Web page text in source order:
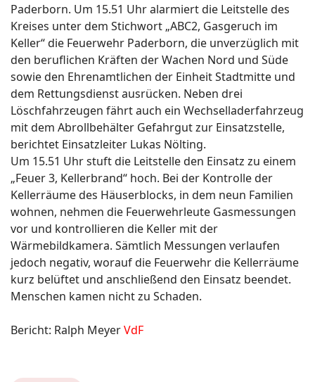
Paderborn. Um 15.51 Uhr alarmiert die Leitstelle des
Kreises unter dem Stichwort „ABC2, Gasgeruch im
Keller“ die Feuerwehr Paderborn, die unverzüglich mit
den beruflichen Kräften der Wachen Nord und Süde
sowie den Ehrenamtlichen der Einheit Stadtmitte und
dem Rettungsdienst ausrücken. Neben drei
Löschfahrzeugen fährt auch ein Wechselladerfahrzeug
mit dem Abrollbehälter Gefahrgut zur Einsatzstelle,
berichtet Einsatzleiter Lukas Nölting.
Um 15.51 Uhr stuft die Leitstelle den Einsatz zu einem
„Feuer 3, Kellerbrand“ hoch. Bei der Kontrolle der
Kellerräume des Häuserblocks, in dem neun Familien
wohnen, nehmen die Feuerwehrleute Gasmessungen
vor und kontrollieren die Keller mit der
Wärmebildkamera. Sämtlich Messungen verlaufen
jedoch negativ, worauf die Feuerwehr die Kellerräume
kurz belüftet und anschließend den Einsatz beendet.
Menschen kamen nicht zu Schaden.
Bericht: Ralph MeyerVdF